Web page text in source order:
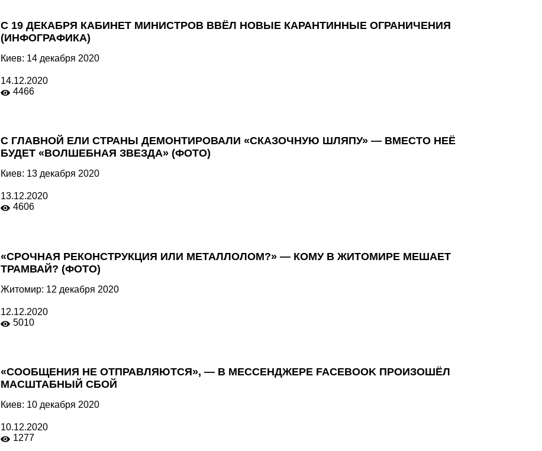
С 19 ДЕКАБРЯ КАБИНЕТ МИНИСТРОВ ВВЁЛ НОВЫЕ КАРАНТИННЫЕ ОГРАНИЧЕНИЯ
(ИНФОГРАФИКА)
Киев: 14 декабря 2020
14.12.2020
4466
С ГЛАВНОЙ ЕЛИ СТРАНЫ ДЕМОНТИРОВАЛИ «СКАЗОЧНУЮ ШЛЯПУ» — ВМЕСТО НЕЁ
БУДЕТ «ВОЛШЕБНАЯ ЗВЕЗДА» (ФОТО)
Киев: 13 декабря 2020
13.12.2020
4606
«СРОЧНАЯ РЕКОНСТРУКЦИЯ ИЛИ МЕТАЛЛОЛОМ?» — КОМУ В ЖИТОМИРЕ МЕШАЕТ
ТРАМВАЙ? (ФОТО)
Житомир: 12 декабря 2020
12.12.2020
5010
«СООБЩЕНИЯ НЕ ОТПРАВЛЯЮТСЯ», — В МЕССЕНДЖЕРЕ FACEBOOK ПРОИЗОШЁЛ
МАСШТАБНЫЙ СБОЙ
Киев: 10 декабря 2020
10.12.2020
1277